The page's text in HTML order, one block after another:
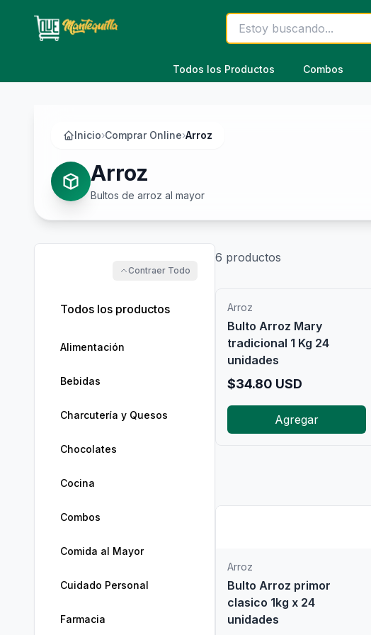
Todos los Productos Combos
Inicio›Comprar Online›Arroz
Arroz
Bultos de arroz al mayor
Contraer Todo
Todos los productos
Alimentación
Bebidas
Charcutería y Quesos
Chocolates
Cocina
Combos
Comida al Mayor
Cuidado Personal
Farmacia
6 productos
Arroz
Bulto Arroz Mary
tradicional 1 Kg 24
unidades
$34.80 USD
Agregar
Arroz
Bulto Arroz primor
clasico 1kg x 24
unidades